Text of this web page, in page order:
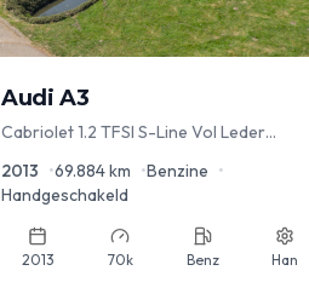
Audi A3
Cabriolet 1.2 TFSI S-Line Vol Leder
2013 •69.884km •Benzine •
Handgeschakeld
2013 70k Benz Han